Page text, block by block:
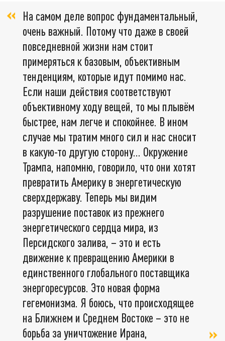
На самом деле вопрос фундаментальный,
очень важный. Потому что даже в своей
повседневной жизни нам стоит
примеряться к базовым, объективным
тенденциям, которые идут помимо нас.
Если наши действия соответствуют
объективному ходу вещей, то мы плывём
быстрее, нам легче и спокойнее. В ином
случае мы тратим много сил и нас сносит
в какую-то другую сторону... Окружение
Трампа, напомню, говорило, что они хотят
превратить Америку в энергетическую
сверхдержаву. Теперь мы видим
разрушение поставок из прежнего
энергетического сердца мира, из
Персидского залива, – это и есть
движение к превращению Америки в
единственного глобального поставщика
энергоресурсов. Это новая форма
гегемонизма. Я боюсь, что происходящее
на Ближнем и Среднем Востоке – это не
борьба за уничтожение Ирана,